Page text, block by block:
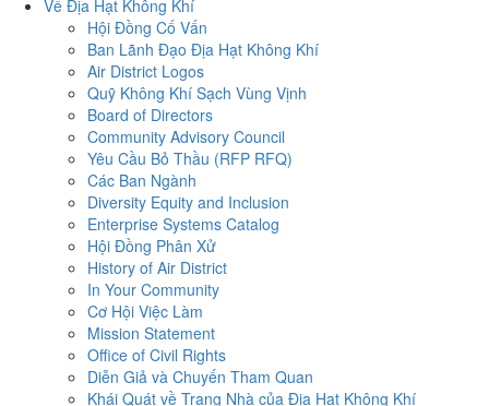
Về Địa Hạt Không Khí
Hội Đồng Cố Vấn
Ban Lãnh Đạo Địa Hạt Không Khí
Air District Logos
Quỹ Không Khí Sạch Vùng Vịnh
Board of Directors
Community Advisory Council
Yêu Cầu Bỏ Thầu (RFP RFQ)
Các Ban Ngành
Diversity Equity and Inclusion
Enterprise Systems Catalog
Hội Đồng Phân Xử
History of Air District
In Your Community
Cơ Hội Việc Làm
Mission Statement
Office of Civil Rights
Diễn Giả và Chuyến Tham Quan
Khái Quát về Trang Nhà của Địa Hạt Không Khí